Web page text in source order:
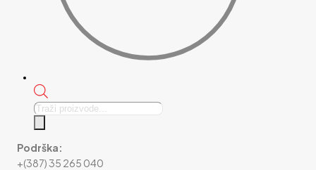
Products
Podrška:
+(387) 35 265 040